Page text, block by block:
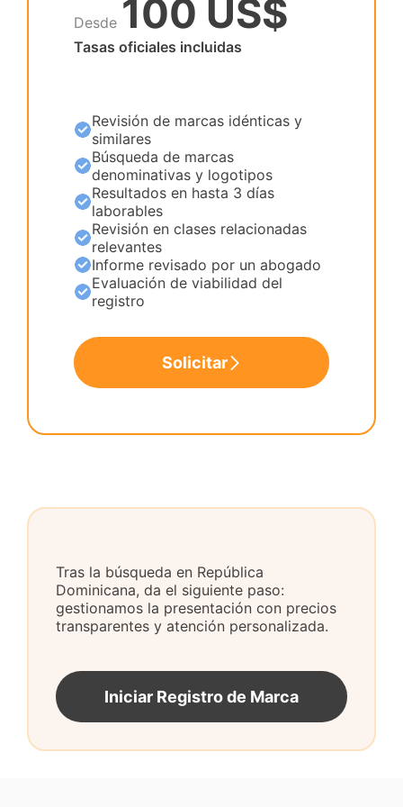
Desde 100 US$
Tasas oficiales incluidas
Solicitar
Revisión de marcas idénticas y
similares
Búsqueda de marcas
denominativas y logotipos
Resultados en hasta 3 días
laborables
Revisión en clases relacionadas
relevantes
Informe revisado por un abogado
Evaluación de viabilidad del
registro
Tras la búsqueda en República
Dominicana, da el siguiente paso:
gestionamos la presentación con precios
transparentes y atención personalizada.
Iniciar Registro de Marca